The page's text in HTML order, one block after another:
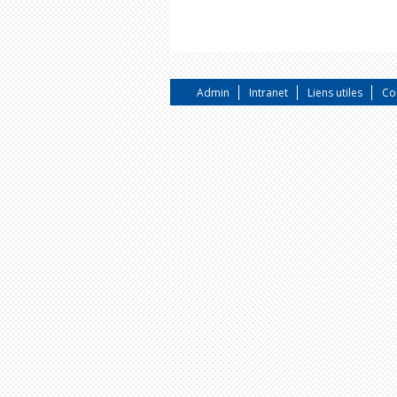
Admin Intranet Liens utiles